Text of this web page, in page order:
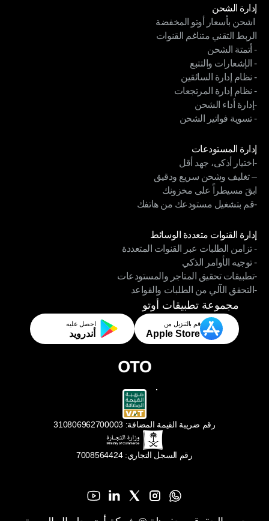
إدارة الشحن
إدارة الشحن
اشحن بأسعار أوتو المخفضة
اشحن بأسعار أوتو المخفضة
الربط التقني متناغم القنوات
الربط التقني متناغم القنوات
- أتمتة الشحن
- أتمتة الشحن
- الإشعارات والتتبع
- الإشعارات والتتبع
- نظام إدارة السائقين
- نظام إدارة السائقين
- نظام إدارة المرتجعات
- نظام إدارة المرتجعات
-إدارة أداء الشحن
-إدارة أداء الشحن
- تسوية فواتير الشحن
إدارة المستودعات
إدارة المستودعات
-اختيار أذكى، جهد أقل
-اختيار أذكى، جهد أقل
– تغليف وشحن سريع ودقيق
– تغليف وشحن سريع ودقيق
ابقَ مسيطراً على مخزونك
ابقَ مسيطراً على مخزونك
-قم بتشغيل مستودعك من هاتفك
إدارة القنوات متعددة الوسائط
إدارة القنوات متعددة الوسائط
- تزامن الطلبات عبر القنوات المتعددة
- تزامن الطلبات عبر القنوات المتعددة
- توجيه الأوامر الذكي
- توجيه الأوامر الذكي
-تطبيقات تحقيق المتاجر والمستودعات
-تطبيقات تحقيق المتاجر والمستودعات
-التحقق الآلي من الطلبات والقواعد
-التحقق الآلي من الطلبات والقواعد
مجموعة تطبيقات أوتو
قم بالتنزيل من
Apple Store
احصل عليه
أندرويد
رقم ضريبة القيمة المضافة: 310806962700003
رقم السجل التجاري: 7008564424